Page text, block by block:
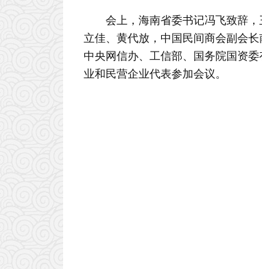
会上，海南省委书记冯飞致辞
立佳、黄代放，中国民间商会副会
中央网信办、工信部、国务院国资
业和民营企业代表参加会议。